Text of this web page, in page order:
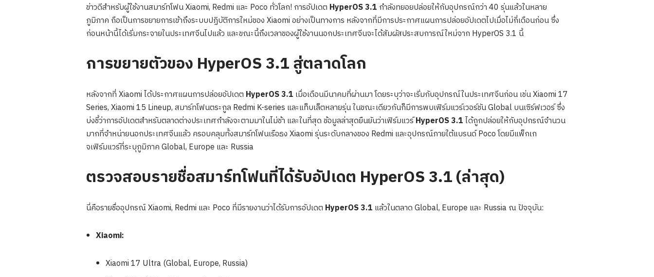
ข่าวดีสำหรับผู้ใช้งานสมาร์ทโฟน Xiaomi, Redmi และ Poco ทั่วโลก! การอัปเดต HyperOS 3.1 กำลังทยอยปล่อยให้กับอุปกรณ์กว่า 40 รุ่นแล้วในหลาย
ภูมิภาค ถือเป็นการขยายการเข้าถึงระบบปฏิบัติการใหม่ของ Xiaomi อย่างเป็นทางการ หลังจากที่มีการประกาศแผนการปล่อยอัปเดตไปเมื่อไม่กี่เดือนก่อน ซึ่ง
ก่อนหน้านี้ได้เริ่มกระจายในประเทศจีนไปแล้ว และขณะนี้ถึงเวลาของผู้ใช้งานนอกประเทศจีนจะได้สัมผัสประสบการณ์ใหม่จาก HyperOS 3.1 นี้
การขยายตัวของ HyperOS 3.1 สู่ตลาดโลก
หลังจากที่ Xiaomi ได้ประกาศแผนการปล่อยอัปเดต HyperOS 3.1 เมื่อเดือนมีนาคมที่ผ่านมา โดยระบุว่าจะเริ่มกับอุปกรณ์ในประเทศจีนก่อน เช่น Xiaomi 17
Series, Xiaomi 15 Lineup, สมาร์ทโฟนตระกูล Redmi K-series และแท็บเล็ตหลายรุ่น ในขณะเดียวกันก็มีการพบเฟิร์มแวร์เวอร์ชัน Global บนเซิร์ฟเวอร์ ซึ่ง
บ่งชี้ว่าการอัปเดตสำหรับตลาดต่างประเทศกำลังจะตามมาในไม่ช้า และในที่สุด ข้อมูลล่าสุดยืนยันว่าเฟิร์มแวร์HyperOS 3.1ได้ถูกปล่อยให้กับอุปกรณ์จำนวน
มากที่จำหน่ายนอกประเทศจีนแล้ว ครอบคลุมทั้งสมาร์ทโฟนเรือธง Xiaomi รุ่นระดับกลางของ Redmi และอุปกรณ์ภายใต้แบรนด์ Poco โดยมีแพ็กเก
จเฟิร์มแวร์ที่ระบุภูมิภาค Global, Europe และ Russia
ตรวจสอบรายชื่อสมาร์ทโฟนที่ได้รับอัปเดต HyperOS 3.1 (ล่าสุด)
นี่คือรายชื่ออุปกรณ์ Xiaomi, Redmi และ Poco ที่มีรายงานว่าได้รับการอัปเดต HyperOS 3.1 แล้วในตลาด Global, Europe และ Russia ณ ปัจจุบัน:
Xiaomi:
Xiaomi 17 Ultra (Global, Europe, Russia)